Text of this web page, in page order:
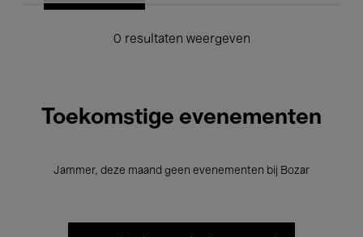
0 resultaten weergeven
Toekomstige evenementen
Jammer, deze maand geen evenementen bij Bozar